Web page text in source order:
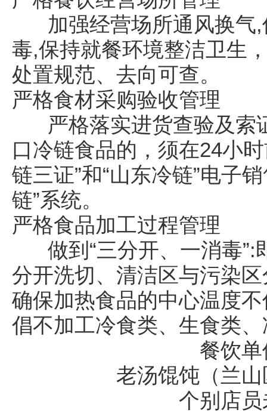
加强经营场所通风换气,
毒,保持就餐环境整洁卫生
处置规范、去向可查。
严格食材采购验收管理
严格落实进货查验及索
口冷链食品的，须在24小
链三证”和“山东冷链”电子
链”系统。
严格食品加工过程管理
做到“三分开、一消毒”:
分开洗切、清洁区与污染
确保加热食品的中心温度
倡不加工冷食类、生食类
餐饮
老汤馄饨（兰
个别店